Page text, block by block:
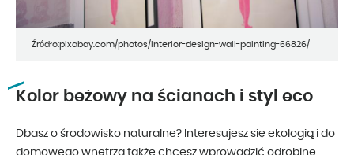
Źródło:pixabay.com/photos/interior-design-wall-painting-66826/
Kolor beżowy na ścianach i styl eco
Dbasz o środowisko naturalne? Interesujesz się ekologią i do